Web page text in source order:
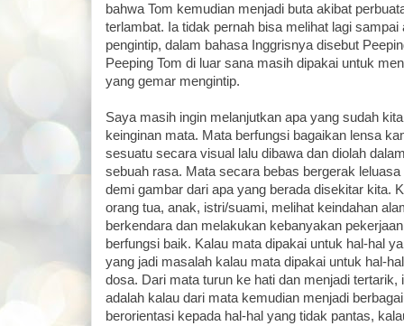
bahwa Tom kemudian menjadi buta akibat
terlambat. Ia tidak pernah bisa melihat lagi
pengintip, dalam bahasa Inggrisnya disebut
Peeping Tom di luar sana masih dipakai untuk
yang gemar mengintip.
Saya masih ingin melanjutkan apa yang sudah
keinginan mata. Mata berfungsi bagaikan lensa
sesuatu secara visual lalu dibawa dan diolah
sebuah rasa. Mata secara bebas bergerak
demi gambar dari apa yang berada disekitar kita.
orang tua, anak, istri/suami, melihat keindahan
berkendara dan melakukan kebanyakan
berfungsi baik. Kalau mata dipakai untuk hal-hal
yang jadi masalah kalau mata dipakai untuk hal-
dosa. Dari mata turun ke hati dan menjadi tertarik,
adalah kalau dari mata kemudian menjadi
berorientasi kepada hal-hal yang tidak pantas,